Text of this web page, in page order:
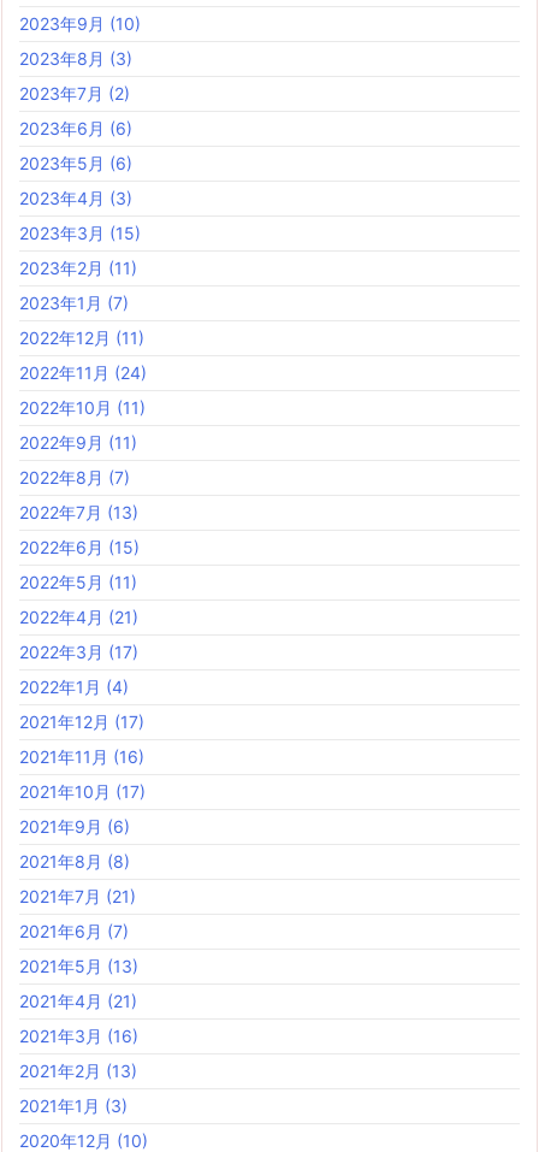
2023年9月 (10)
2023年8月 (3)
2023年7月 (2)
2023年6月 (6)
2023年5月 (6)
2023年4月 (3)
2023年3月 (15)
2023年2月 (11)
2023年1月 (7)
2022年12月 (11)
2022年11月 (24)
2022年10月 (11)
2022年9月 (11)
2022年8月 (7)
2022年7月 (13)
2022年6月 (15)
2022年5月 (11)
2022年4月 (21)
2022年3月 (17)
2022年1月 (4)
2021年12月 (17)
2021年11月 (16)
2021年10月 (17)
2021年9月 (6)
2021年8月 (8)
2021年7月 (21)
2021年6月 (7)
2021年5月 (13)
2021年4月 (21)
2021年3月 (16)
2021年2月 (13)
2021年1月 (3)
2020年12月 (10)